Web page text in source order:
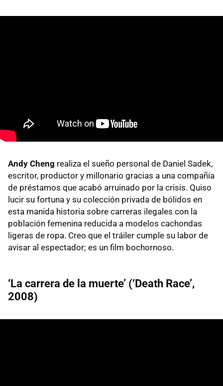
Andy Cheng realiza el sueño personal de Daniel Sadek,
escritor, productor y millonario gracias a una compañía
de préstamos que acabó arruinado por la crisis. Quiso
lucir su fortuna y su colección privada de bólidos en
esta manida historia sobre carreras ilegales con la
población femenina reducida a modelos cachondas
ligeras de ropa. Creo que el tráiler cumple su labor de
avisar al espectador; es un film bochornoso.
‘La carrera de la muerte’ (‘Death Race’,
2008)